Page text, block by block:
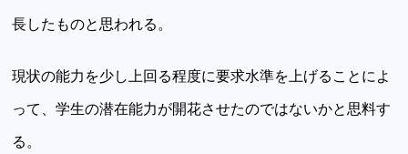
長したものと思われる。
現状の能力を少し上回る程度に要求水準を上げることによ
って、学生の潜在能力が開花させたのではないかと思料す
る。